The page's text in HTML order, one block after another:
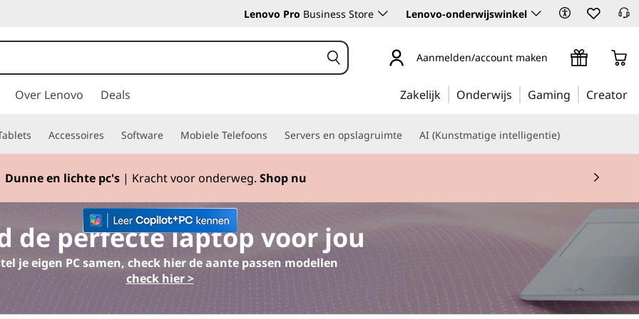
Lenovo Pro Business Store Lenovo-onderwijswinkel
Aanmelden/account maken
Over Lenovo Deals Zakelijk Onderwijs Gaming Creator
Accessoires Software Mobiele Telefoons Servers en opslagruimte AI (Kunstmatige intelligentie)
Dunne en lichte pc's| Kracht voor onderweg. Shop nu
Currently displaying item 2 of 2
de perfecte laptop voor jou
je eigen PC samen, check hier de aante passen modellen
check hier >